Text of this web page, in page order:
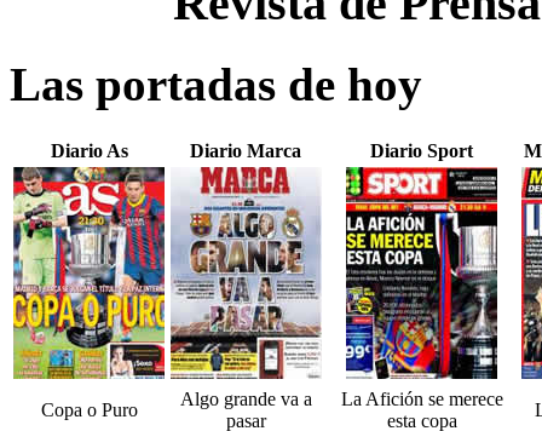
Las portadas de hoy
Diario As Diario Marca Diario Sport
Copa o Puro
Algo grande va a
pasar
La Afición se merece
esta copa